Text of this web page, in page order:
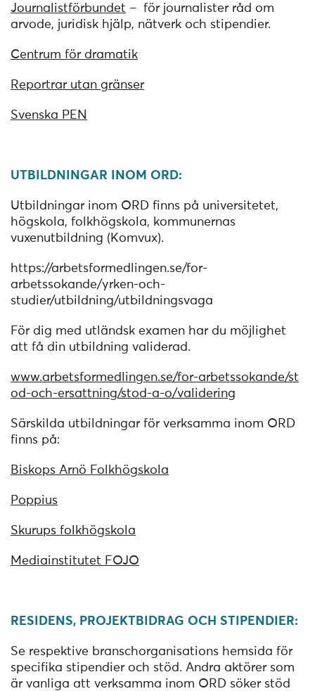
Journalistförbundet – för journalister råd om
arvode, juridisk hjälp, nätverk och stipendier.
Centrum för dramatik
Reportrar utan gränser
Svenska PEN
UTBILDNINGAR INOM ORD:
Utbildningar inom ORD finns på universitetet,
högskola, folkhögskola, kommunernas
vuxenutbildning (Komvux).
https://arbetsformedlingen.se/for-
arbetssokande/yrken-och-
studier/utbildning/utbildningsvaga
För dig med utländsk examen har du möjlighet
att få din utbildning validerad.
www.arbetsformedlingen.se/for-arbetssokande/st
od-och-ersattning/stod-a-o/validering
Särskilda utbildningar för verksamma inom ORD
finns på:
Biskops Arnö Folkhögskola
Poppius
Skurups folkhögskola
Mediainstitutet FOJO
RESIDENS, PROJEKTBIDRAG OCH STIPENDIER:
Se respektive branschorganisations hemsida för
specifika stipendier och stöd. Andra aktörer som
är vanliga att verksamma inom ORD söker stöd